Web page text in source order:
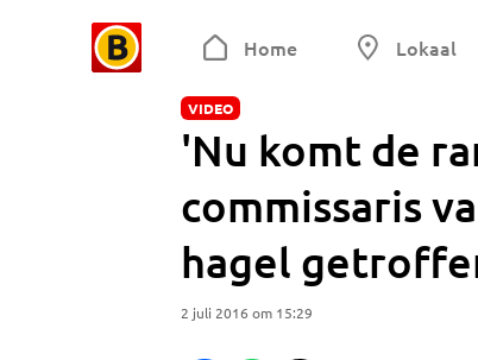
Home Lokaal
VIDEO
'Nu komt de
commissaris
hagel
2 juli 2016 om 15:29